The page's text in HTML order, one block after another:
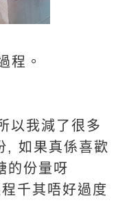
程。
以我減了很多
, 如果真係喜歡
的份量呀
千其唔好過度